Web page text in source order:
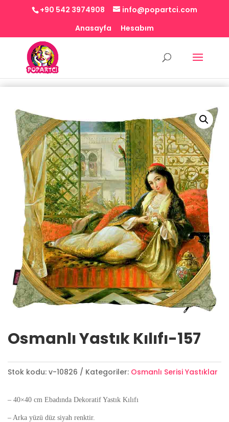
+90 542 3974908
info@popartci.com
Anasayfa
Hesabım
Osmanlı Yastık Kılıfı-157
Stok kodu: v-10826 Kategoriler: Osmanlı Serisi Yastıklar
– 40×40 cm Ebadında Dekoratif Yastık Kılıfı
– Arka yüzü düz siyah renktir.